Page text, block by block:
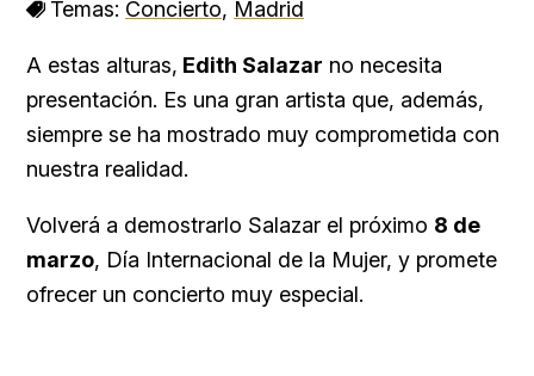
Temas: Concierto, Madrid
A estas alturas, Edith Salazar no necesita
presentación. Es una gran artista que, además,
siempre se ha mostrado muy comprometida con
nuestra realidad.
Volverá a demostrarlo Salazar el próximo 8 de
marzo, Día Internacional de la Mujer, y promete
ofrecer un concierto muy especial.